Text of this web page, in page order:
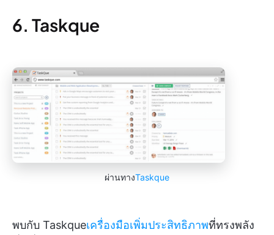
6. Taskque
ผ่านทางTaskque
พบกับ Taskqueเครื่องมือเพิ่มประสิทธิภาพที่ทรงพลัง